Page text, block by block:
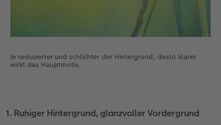
Je reduzierter und schlichter der Hintergrund, desto klarer
wirkt das Hauptmotiv.
1. Ruhiger Hintergrund, glanzvoller Vordergrund